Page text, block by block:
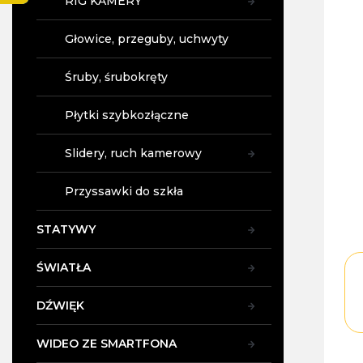
Głowice, przeguby, uchwyty
Śruby, śrubokręty
Płytki szybkozłączne
Slidery, ruch kamerowy
Przyssawki do szkła
STATYWY
ŚWIATŁA
DŹWIĘK
WIDEO ZE SMARTFONA